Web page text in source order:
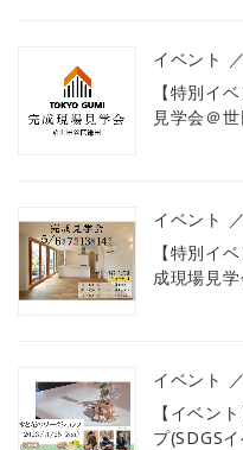
イベント
【特別イ
見学会＠
イベント
【特別イ
成現場見
イベント
【イベン
プ(SDGS